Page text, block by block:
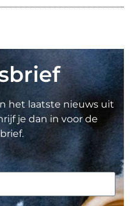
het laatste nieuws uit
je dan in voor de